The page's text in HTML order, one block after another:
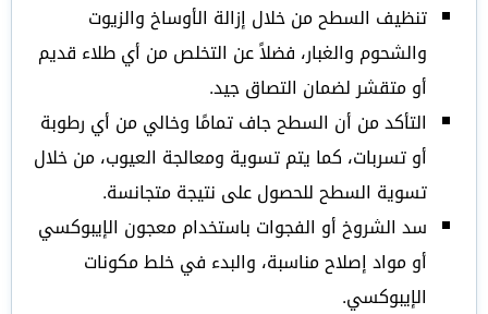
تنظيف السطح من خلال إزالة الأوساخ والزيوت
والشحوم والغبار، فضلاً عن التخلص من أي طلاء قديم
أو متقشر لضمان التصاق جيد.
التأكد من أن السطح جاف تمامًا وخالي من أي رطوبة
أو تسربات، كما يتم تسوية ومعالجة العيوب، من خلال
تسوية السطح للحصول على نتيجة متجانسة.
سد الشروخ أو الفجوات باستخدام معجون الإيبوكسي
أو مواد إصلاح مناسبة، والبدء في خلط مكونات
الإيبوكسي.